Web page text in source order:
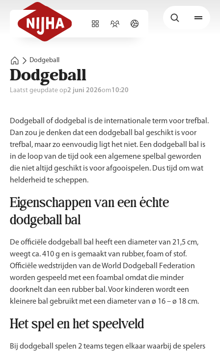
Dodgeball
Dodgeball
Laatst geupdate op2 juni 2026om10:20
Dodgeball of dodgebal is de internationale term voor trefbal.
Dan zou je denken dat een dodgeball bal geschikt is voor
trefbal, maar zo eenvoudig ligt het niet. Een dodgeball bal is
in de loop van de tijd ook een algemene spelbal geworden
die niet altijd geschikt is voor afgooispelen. Dus tijd om wat
helderheid te scheppen.
Eigenschappen van een échte
dodgeball bal
De officiële dodgeball bal heeft een diameter van 21,5 cm,
weegt ca. 410 g en is gemaakt van rubber, foam of stof.
Officiële wedstrijden van de World Dodgeball Federation
worden gespeeld met een foambal omdat die minder
doorknelt dan een rubber bal. Voor kinderen wordt een
kleinere bal gebruikt met een diameter van ø 16 – ø 18 cm.
Het spel en het speelveld
Bij dodgeball spelen 2 teams tegen elkaar waarbij de spelers